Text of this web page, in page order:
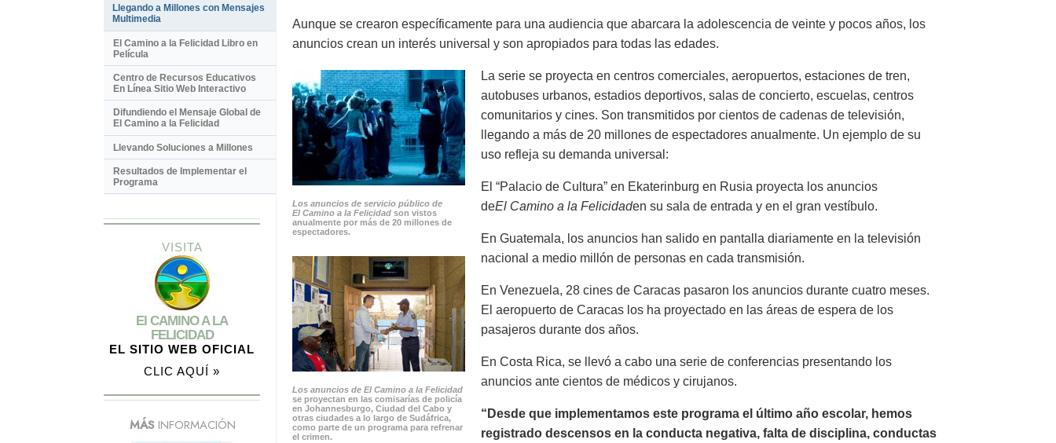
Aunque se crearon específicamente para una audiencia que abarcara la adolescencia de veinte y pocos años, los
anuncios crean un interés universal y son apropiados para todas las edades.
Los anuncios de servicio público de
El Camino a la Felicidad son vistos
anualmente por más de 20 millones de
espectadores.
Los anuncios de El Camino a la Felicidad
se proyectan en las comisarías de policía
en Johannesburgo, Ciudad del Cabo y
otras ciudades a lo largo de Sudáfrica,
como parte de un programa para refrenar
el crimen.
La serie se proyecta en centros comerciales, aeropuertos, estaciones de tren,
autobuses urbanos, estadios deportivos, salas de concierto, escuelas, centros
comunitarios y cines. Son transmitidos por cientos de cadenas de televisión,
llegando a más de 20 millones de espectadores anualmente. Un ejemplo de su
uso refleja su demanda universal:
El “Palacio de Cultura” en Ekaterinburg en Rusia proyecta los anuncios
deEl Camino a la Felicidaden su sala de entrada y en el gran vestíbulo.
En Guatemala, los anuncios han salido en pantalla diariamente en la televisión
nacional a medio millón de personas en cada transmisión.
En Venezuela, 28 cines de Caracas pasaron los anuncios durante cuatro meses.
El aeropuerto de Caracas los ha proyectado en las áreas de espera de los
pasajeros durante dos años.
En Costa Rica, se llevó a cabo una serie de conferencias presentando los
anuncios ante cientos de médicos y cirujanos.
“Desde que implementamos este programa el último año escolar, hemos
registrado descensos en la conducta negativa, falta de disciplina, conductas
Llegando a Millones con Mensajes
Multimedia
El Camino a la Felicidad Libro en
Película
Centro de Recursos Educativos
En Línea Sitio Web Interactivo
Difundiendo el Mensaje Global de
El Camino a la Felicidad
Llevando Soluciones a Millones
Resultados de Implementar el
Programa
VISITA
El CAMINO A LA
FELICIDAD
EL SITIO WEB OFICIAL
CLIC AQUÍ »
MÁSINFORMACIÓN